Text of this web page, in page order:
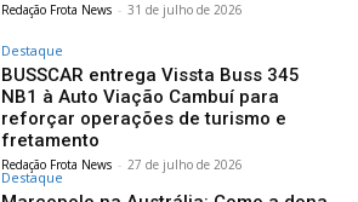
Redação Frota News - 31 de julho de 2026
Destaque
BUSSCAR entrega Vissta Buss 345
NB1 à Auto Viação Cambuí para
reforçar operações de turismo e
fretamento
Redação Frota News - 27 de julho de 2026
Destaque